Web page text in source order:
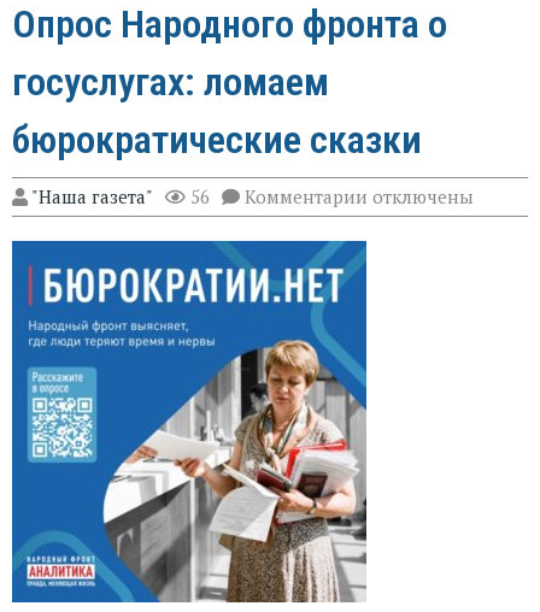
Опрос Народного фронта о
госуслугах: ломаем
бюрократические сказки
"Наша газета" 56 Комментарии к
записи
отключены